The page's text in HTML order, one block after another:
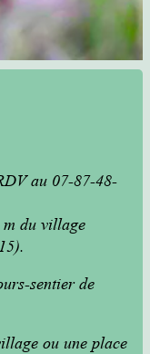
au 07-87-48-
m du village
sentier de
ou une place